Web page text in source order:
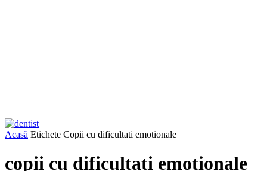
Acasă Etichete Copii cu dificultati emotionale
copii cu dificultati emotionale